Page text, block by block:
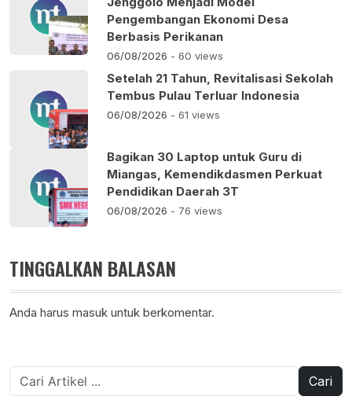
Pengembangan Ekonomi Desa
Berbasis Perikanan
06/08/2026 - 60 views
Setelah 21 Tahun, Revitalisasi Sekolah
Tembus Pulau Terluar Indonesia
06/08/2026 - 61 views
Bagikan 30 Laptop untuk Guru di
Miangas, Kemendikdasmen Perkuat
Pendidikan Daerah 3T
06/08/2026 - 76 views
TINGGALKAN BALASAN
Anda harus masuk untuk berkomentar.
Cari
untuk: